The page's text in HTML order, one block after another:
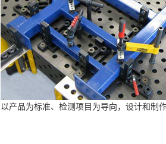
以产品为标准、检测项目为导向，设计和制